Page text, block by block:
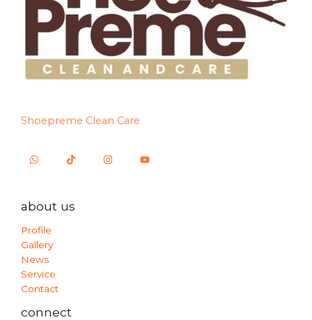
Shoepreme Clean Care
about us
Profile
Gallery
News
Service
Contact
connect